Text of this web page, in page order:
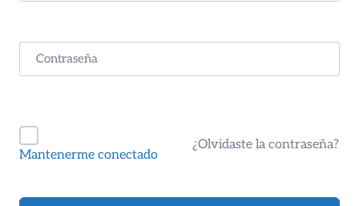
Mantenerme conectado
¿Olvidaste la contraseña?